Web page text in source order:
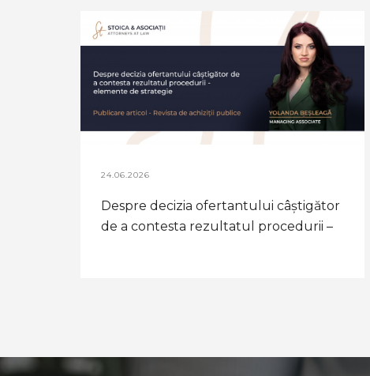
24.06.2026
Despre decizia ofertantului câştigător
de a contesta rezultatul procedurii –